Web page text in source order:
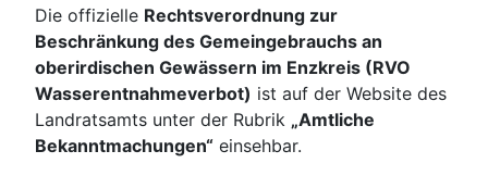
Die offizielle Rechtsverordnung zur
Beschränkung des Gemeingebrauchs an
oberirdischen Gewässern im Enzkreis (RVO
Wasserentnahmeverbot) ist auf der Website des
Landratsamts unter der Rubrik „Amtliche
Bekanntmachungen“ einsehbar.